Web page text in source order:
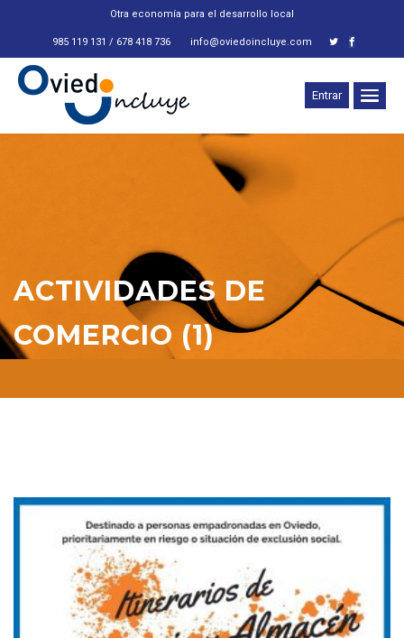
Otra economía para el desarrollo local
985 119 131 / 678 418 736 info@oviedoincluye.com
Entrar
ACTIVIDADES DE
COMERCIO (1)